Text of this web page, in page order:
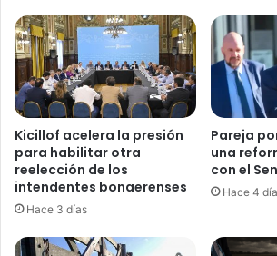
Kicillof acelera la presión
para habilitar otra
reelección de los
intendentes bonaerenses
Hace 3 días
Pareja
una
con el
Hace 4